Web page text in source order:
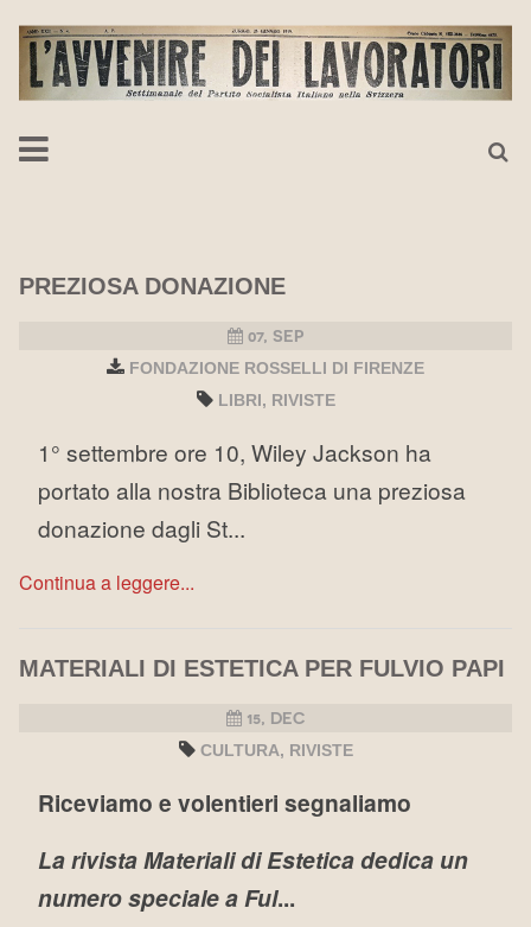
PREZIOSA DONAZIONE
07, SEP
FONDAZIONE ROSSELLI DI FIRENZE
LIBRI
RIVISTE
1° settembre ore 10, Wiley Jackson ha
portato alla nostra Biblioteca una preziosa
donazione dagli St...
Continua a leggere...
MATERIALI DI ESTETICA PER FULVIO PAPI
15, DEC
CULTURA RIVISTE
Riceviamo e volentieri segnaliamo
La rivista Materiali di Estetica dedica un
numero speciale a Ful...